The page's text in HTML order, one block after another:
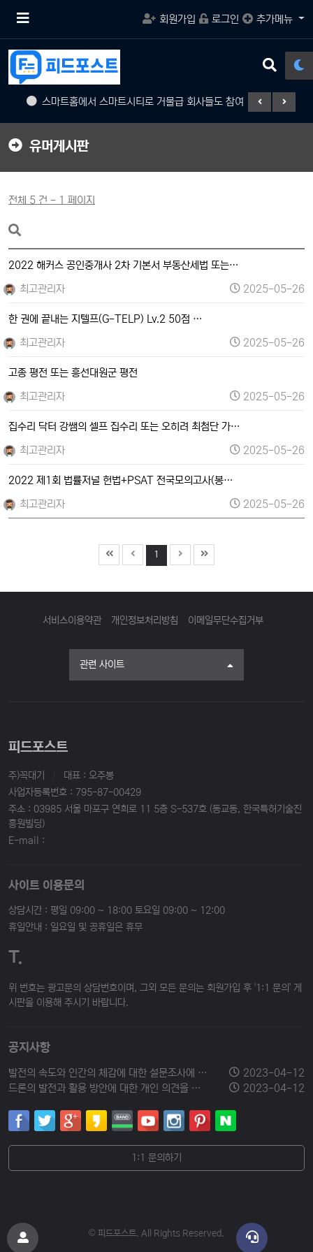
메
튼
회원가입 로그인 추가메뉴
스마트홈에서 스마트시티로 거물급 회사들도 참여 게임의
검
버
유머게시판
전체 5 건 - 1 페이지
2022 해커스 공인중개사 2차 기본서 부동산세법 또는…
최고관리자
2025-05-26
한 권에 끝내는 지텔프(G-TELP) Lv.2 50점 …
최고관리자
2025-05-26
고종 평전 또는 흥선대원군 평전
최고관리자
2025-05-26
집수리 닥터 강쌤의 셀프 집수리 또는 오히려 최첨단 가…
최고관리자
2025-05-26
2022 제1회 법률저널 헌법+PSAT 전국모의고사(봉…
최고관리자
2025-05-26
1
서비스이용약관 개인정보처리방침 이메일무단수집거부
관련 사이트
피드포스트
주)꼭대기
대표 : 오주봉
사업자등록번호 : 795-87-00429
주소 : 03985 서울 마포구 연희로 11 5층 S-537호 (동교동, 한국특허기술진
흥원빌딩)
E-mail :
사이트 이용문의
상담시간 : 평일 09:00 ~ 18:00 토요일 09:00 ~ 12:00
휴일안내 : 일요일 및 공휴일은 휴무
T.
위 번호는 광고문의 상담번호이며, 그외 모든 문의는 회원가입 후 '1:1 문의' 게
시판을 이용해 주시기 바랍니다.
공지사항
발전의 속도와 인간의 체감에 대한 설문조사에 참여해 주세요.
2023-04-12
드론의 발전과 활용 방안에 대한 개인 의견을 남겨주세요.
2023-04-12
1:1 문의하기
© 피드포스트. All Rights Reserved.